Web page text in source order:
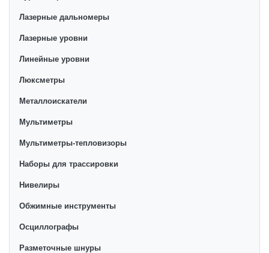
Лазерные дальномеры
Лазерные уровни
Линейные уровни
Люксметры
Металлоискатели
Мультиметры
Мультиметры-тепловизоры
Наборы для трассировки
Нивелиры
Обжимные инструменты
Осциллографы
Разметочные шнуры